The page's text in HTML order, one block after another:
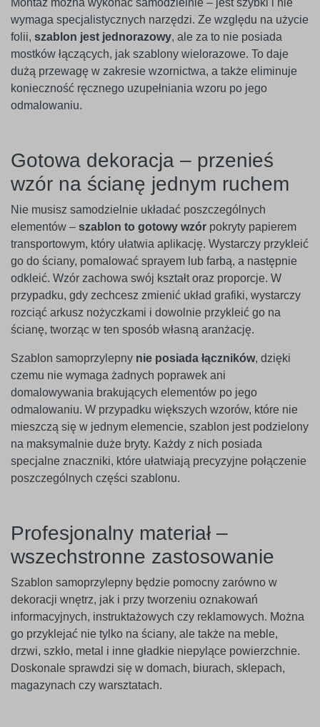
Montaż można wykonać samodzielnie – jest szybki i nie
wymaga specjalistycznych narzędzi. Ze względu na użycie
folii, szablon jest jednorazowy, ale za to nie posiada
mostków łączących, jak szablony wielorazowe. To daje
dużą przewagę w zakresie wzornictwa, a także eliminuje
konieczność ręcznego uzupełniania wzoru po jego
odmalowaniu.
Gotowa dekoracja – przenieś
wzór na ścianę jednym ruchem
Nie musisz samodzielnie układać poszczególnych
elementów – szablon to gotowy wzór pokryty papierem
transportowym, który ułatwia aplikację. Wystarczy przykleić
go do ściany, pomalować sprayem lub farbą, a następnie
odkleić. Wzór zachowa swój kształt oraz proporcje. W
przypadku, gdy zechcesz zmienić układ grafiki, wystarczy
rozciąć arkusz nożyczkami i dowolnie przykleić go na
ścianę, tworząc w ten sposób własną aranżację.
Szablon samoprzylepny nie posiada łączników, dzięki
czemu nie wymaga żadnych poprawek ani
domalowywania brakujących elementów po jego
odmalowaniu. W przypadku większych wzorów, które nie
mieszczą się w jednym elemencie, szablon jest podzielony
na maksymalnie duże bryty. Każdy z nich posiada
specjalne znaczniki, które ułatwiają precyzyjne połączenie
poszczególnych części szablonu.
Profesjonalny materiał –
wszechstronne zastosowanie
Szablon samoprzylepny będzie pomocny zarówno w
dekoracji wnętrz, jak i przy tworzeniu oznakowań
informacyjnych, instruktażowych czy reklamowych. Można
go przyklejać nie tylko na ściany, ale także na meble,
drzwi, szkło, metal i inne gładkie niepylące powierzchnie.
Doskonale sprawdzi się w domach, biurach, sklepach,
magazynach czy warsztatach.